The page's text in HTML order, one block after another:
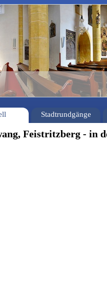
Stadtrundgänge
Feistritzberg - in